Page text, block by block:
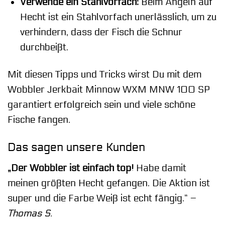
Hecht ist ein Stahlvorfach unerlässlich, um zu
verhindern, dass der Fisch die Schnur
durchbeißt.
Mit diesen Tipps und Tricks wirst Du mit dem
Wobbler Jerkbait Minnow WXM MNW 100 SP
garantiert erfolgreich sein und viele schöne
Fische fangen.
Das sagen unsere Kunden
„Der Wobbler ist einfach top! Habe damit
meinen größten Hecht gefangen. Die Aktion ist
super und die Farbe Weiß ist echt fängig.“ –
Thomas S.